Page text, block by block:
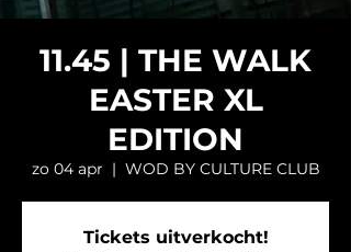
11.45 | THE WALK
EASTER XL
EDITION
zo 04 apr
  |
WOD BY CULTURE CLUB
Tickets uitverkocht!